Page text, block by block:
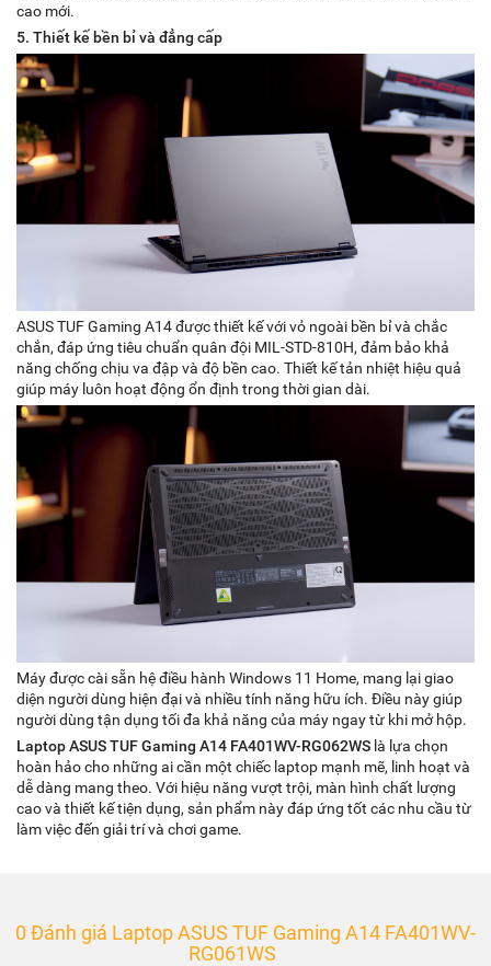
cao mới.
5. Thiết kế bền bỉ và đẳng cấp
ASUS TUF Gaming A14 được thiết kế với vỏ ngoài bền bỉ và chắc
chắn, đáp ứng tiêu chuẩn quân đội MIL-STD-810H, đảm bảo khả
năng chống chịu va đập và độ bền cao. Thiết kế tản nhiệt hiệu quả
giúp máy luôn hoạt động ổn định trong thời gian dài.
Máy được cài sẵn hệ điều hành Windows 11 Home, mang lại giao
diện người dùng hiện đại và nhiều tính năng hữu ích. Điều này giúp
người dùng tận dụng tối đa khả năng của máy ngay từ khi mở hộp.
Laptop ASUS TUF Gaming A14 FA401WV-RG062WS là lựa chọn
hoàn hảo cho những ai cần một chiếc laptop mạnh mẽ, linh hoạt và
dễ dàng mang theo. Với hiệu năng vượt trội, màn hình chất lượng
cao và thiết kế tiện dụng, sản phẩm này đáp ứng tốt các nhu cầu từ
làm việc đến giải trí và chơi game.
0 Đánh giá Laptop ASUS TUF Gaming A14 FA401WV-
RG061WS